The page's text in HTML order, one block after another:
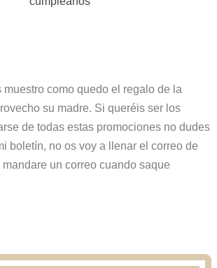
como quedo el regalo de la
su madre. Si queréis ser los
de todas estas promociones no dudes
boletín, no os voy a llenar el correo de
un correo cuando saque